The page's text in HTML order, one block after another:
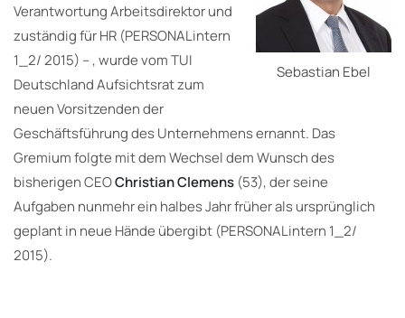
Sebastian Ebel
Verantwortung Arbeitsdirektor und
zuständig für HR (PERSONALintern
1_2/ 2015) – , wurde vom TUI
Deutschland Aufsichtsrat zum
neuen Vorsitzenden der
Geschäftsführung des Unternehmens ernannt. Das
Gremium folgte mit dem Wechsel dem Wunsch des
bisherigen CEOChristian Clemens (53), der seine
Aufgaben nunmehr ein halbes Jahr früher als ursprünglich
geplant in neue Hände übergibt (PERSONALintern 1_2/
2015).